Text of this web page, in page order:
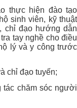
thực hiện đào tạo
sinh viên, kỹ thuật
chỉ đạo hướng dẫn
tay nghề cho điều
lý và y công trước
chỉ đạo tuyến;
tác chăm sóc người